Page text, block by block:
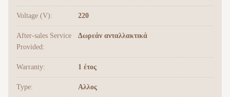
Voltage (V): 220
After-sales Service
Provided:
Δωρεάν ανταλλακτικά
Warranty: 1 έτος
Type: Αλλος